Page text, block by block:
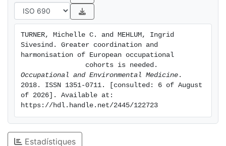
TURNER, Michelle C. and MEHLUM, Ingrid
Sivesind. Greater coordination and
harmonisation of European occupational
Occupational and Environmental Medicine .
2018. ISSN 1351-0711. [consulted: 6 of August
of 2026]. Available at:
https://hdl.handle.net/2445/122723
Estadístiques